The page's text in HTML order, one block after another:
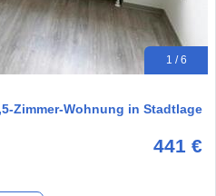
1 / 6
Zimmer-Wohnung in Stadtlage
441 €